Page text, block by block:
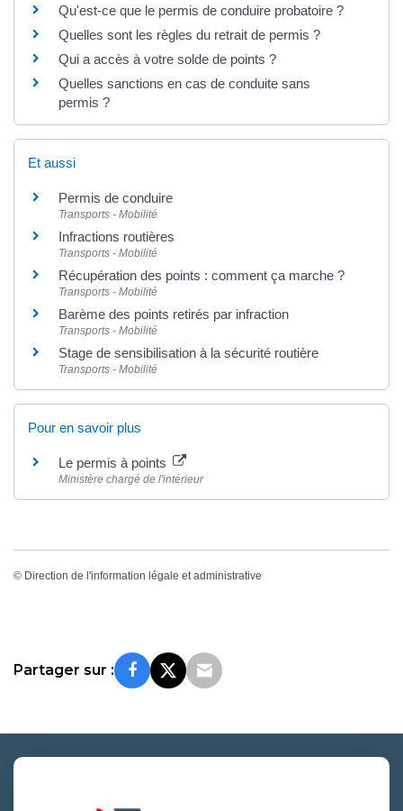
Qu'est-ce que le permis de conduire probatoire ?
Quelles sont les règles du retrait de permis ?
Qui a accès à votre solde de points ?
Quelles sanctions en cas de conduite sans
permis ?
Et aussi
Permis de conduire
Transports - Mobilité
Infractions routières
Transports - Mobilité
Récupération des points : comment ça marche ?
Transports - Mobilité
Barème des points retirés par infraction
Transports - Mobilité
Stage de sensibilisation à la sécurité routière
Transports - Mobilité
Pour en savoir plus
Le permis à points
Ministère chargé de l'intérieur
© Direction de l'information légale et administrative
Partager sur :